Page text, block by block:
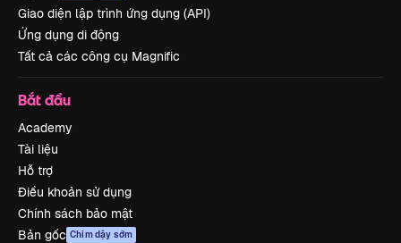
Giao diện lập trình ứng dụng (API)
Ứng dụng di động
Tất cả các công cụ Magnific
Bắt đầu
Academy
Tài liệu
Hỗ trợ
Điều khoản sử dụng
Chính sách bảo mật
Bản gốc Chim dậy sớm